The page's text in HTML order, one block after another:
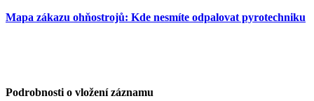
Mapa zákazu ohňostrojů: Kde nesmíte odpalovat pyrotechniku
Podrobnosti o vložení záznamu